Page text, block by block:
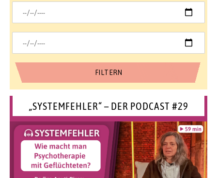
„SYSTEMFEHLER“ – DER PODCAST #29